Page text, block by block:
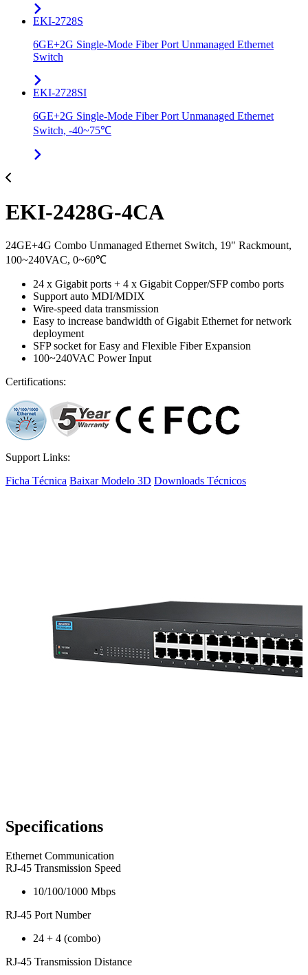
EKI-2728S
6GE+2G Single-Mode Fiber Port Unmanaged Ethernet
Switch
EKI-2728SI
6GE+2G Single-Mode Fiber Port Unmanaged Ethernet
Switch, -40~75℃
EKI-2428G-4CA
24GE+4G Combo Unmanaged Ethernet Switch, 19" Rackmount,
100~240VAC, 0~60℃
24 x Gigabit ports + 4 x Gigabit Copper/SFP combo ports
Support auto MDI/MDIX
Wire-speed data transmission
Easy to increase bandwidth of Gigabit Ethernet for network
deployment
SFP socket for Easy and Flexible Fiber Expansion
100~240VAC Power Input
Certifications:
Support Links:
Ficha Técnica Baixar Modelo 3D Downloads Técnicos
Specifications
Ethernet Communication
RJ-45 Transmission Speed
10/100/1000 Mbps
RJ-45 Port Number
24 + 4 (combo)
RJ-45 Transmission Distance